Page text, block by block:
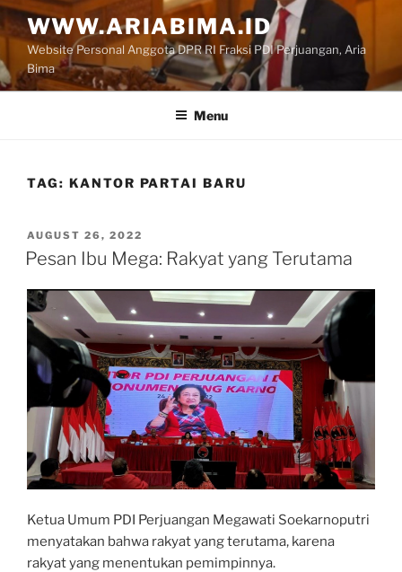
Skip
to
content
WWW.ARIABIMA.ID
Website Personal Anggota DPR RI Fraksi PDI Perjuangan, Aria
Bima
Menu
TAG: KANTOR PARTAI BARU
POSTED
ON
AUGUST 26, 2022
Pesan Ibu Mega: Rakyat yang Terutama
Ketua Umum PDI Perjuangan Megawati Soekarnoputri
menyatakan bahwa rakyat yang terutama, karena
rakyat yang menentukan pemimpinnya.